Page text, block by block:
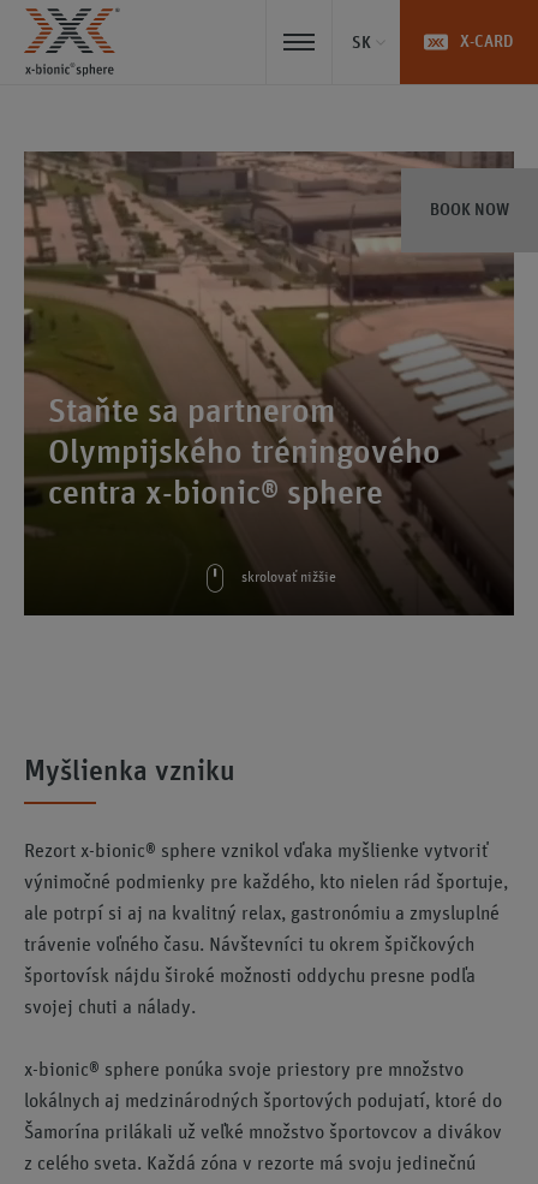
SK
BOOK NOW
X-CARD
Staňte sa partnerom
Olympijského tréningového
centra x-bionic® sphere
skrolovať nižšie
Myšlienka vzniku
Rezort x-bionic® sphere vznikol vďaka myšlienke vytvoriť
výnimočné podmienky pre každého, kto nielen rád športuje,
ale potrpí si aj na kvalitný relax, gastronómiu a zmysluplné
trávenie voľného času. Návštevníci tu okrem špičkových
športovísk nájdu široké možnosti oddychu presne podľa
svojej chuti a nálady.
x-bionic® sphere ponúka svoje priestory pre množstvo
lokálnych aj medzinárodných športových podujatí, ktoré do
Šamorína prilákali už veľké množstvo športovcov a divákov
z celého sveta. Každá zóna v rezorte má svoju jedinečnú